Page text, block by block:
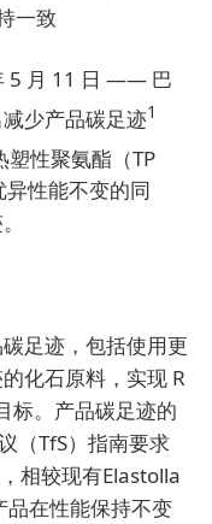
一致
5 月 11 日 —— 巴
少产品碳足迹1
塑性聚氨酯（TP
性能不变的同
足迹，包括使用更
化石原料，实现 R
标。产品碳足迹的
（TfS）指南要求
相较现有Elastolla
品在性能保持不变